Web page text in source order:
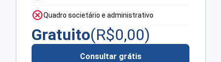
Quadro societário e administrativo
Gratuito(R$0,00)
Consultar grátis